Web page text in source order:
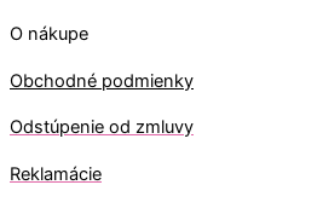
O nákupe
Obchodné podmienky
Odstúpenie od zmluvy
Reklamácie